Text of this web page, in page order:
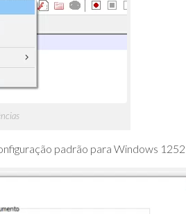
padrão para Windows 1252